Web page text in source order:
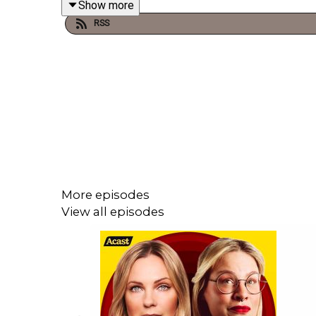
Varje torsdag släpper vi ett Premiumavsnitt på
Show more
RSS
More episodes
View all episodes